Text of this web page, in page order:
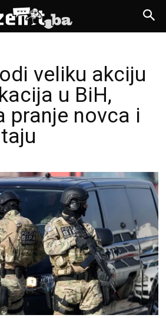
veliku akciju
u BiH,
pranje novca i